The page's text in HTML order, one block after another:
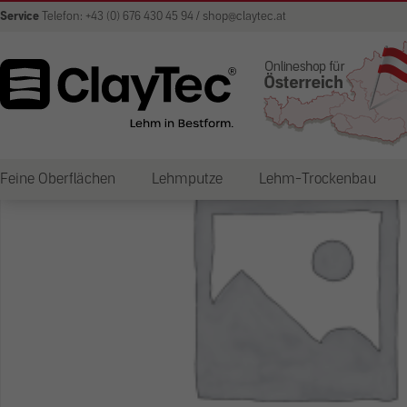
Service Telefon: +43 (0) 676 430 45 94 / shop@claytec.at
Feine Oberflächen Lehmputze Lehm-Trockenbau